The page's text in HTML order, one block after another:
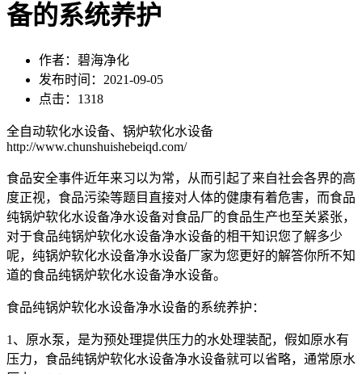
备的系统养护
作者：碧海净化
发布时间：2021-09-05
点击：1318
全自动软化水设备、锅炉软化水设备
http://www.chunshuishebeiqd.com/
食品安全事件近年来习以为常，从而引起了来自社会各界的高
度正视，食品污染等题目直接对人体的健康有着危害，而食品
纯锅炉软化水设备净水设备对食品厂的食品生产也至关紧张，
对于食品纯锅炉软化水设备净水设备的相干知识您了解多少
呢，纯锅炉软化水设备净水设备厂家为您更好的解答你所不知
道的食品纯锅炉软化水设备净水设备。
食品纯锅炉软化水设备净水设备的系统养护：
1、原水泵，是为预处理提供压力的水处理装配，假如原水有
压力，食品纯锅炉软化水设备净水设备就可以省略，通常原水